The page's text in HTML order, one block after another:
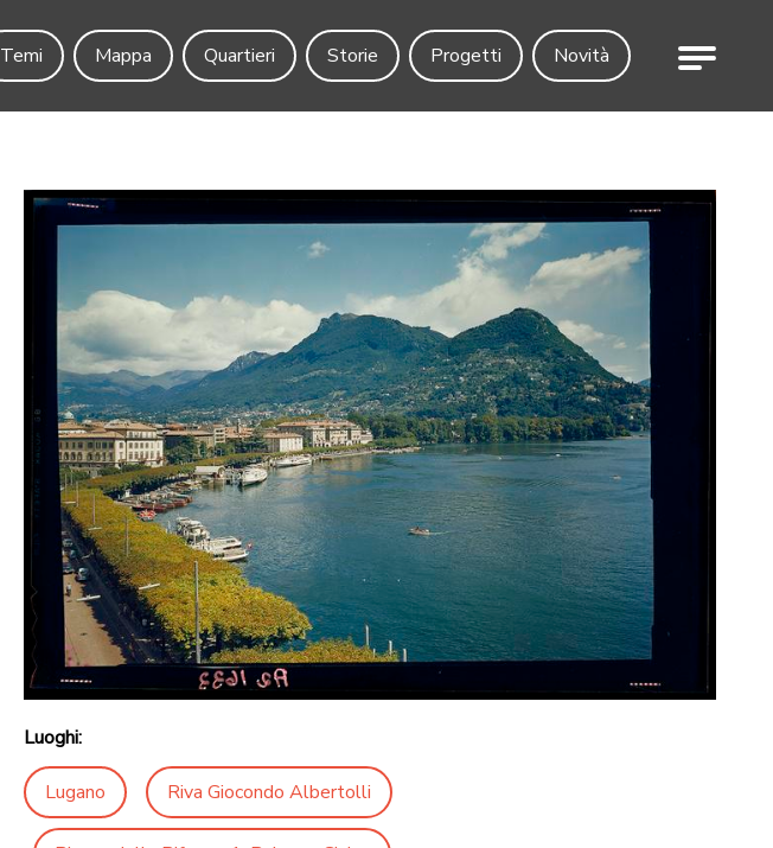
Temi
Mappa Quartieri Storie Progetti Novità Menu
Luoghi:
Lugano Riva Giocondo Albertolli